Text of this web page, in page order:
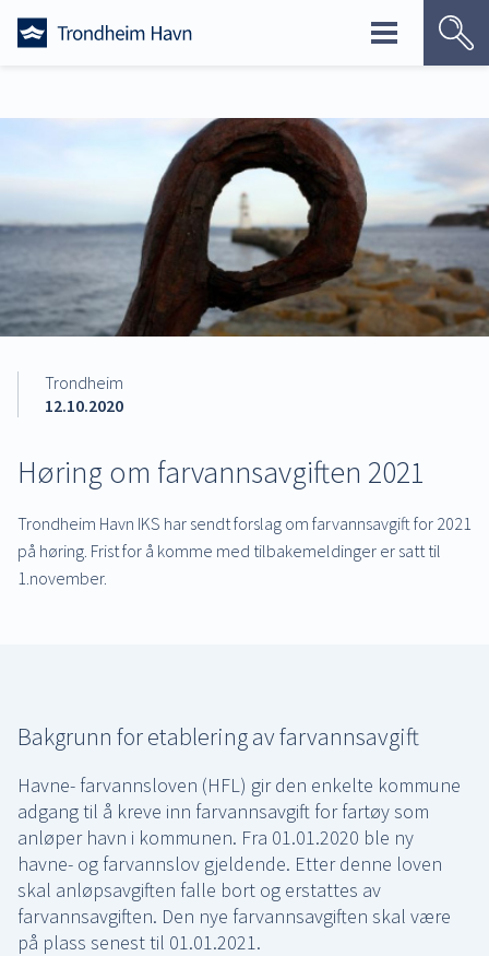
Skip
Trondheim
12.10.2020
Høring om farvannsavgiften 2021
Trondheim Havn IKS har sendt forslag om farvannsavgift for 2021
på høring. Frist for å komme med tilbakemeldinger er satt til
1.november.
Bakgrunn for etablering av farvannsavgift
Havne- farvannsloven (HFL) gir den enkelte kommune
adgang til å kreve inn farvannsavgift for fartøy som
anløper havn i kommunen. Fra 01.01.2020 ble ny
havne- og farvannslov gjeldende. Etter denne loven
skal anløpsavgiften falle bort og erstattes av
farvannsavgiften. Den nye farvannsavgiften skal være
på plass senest til 01.01.2021.